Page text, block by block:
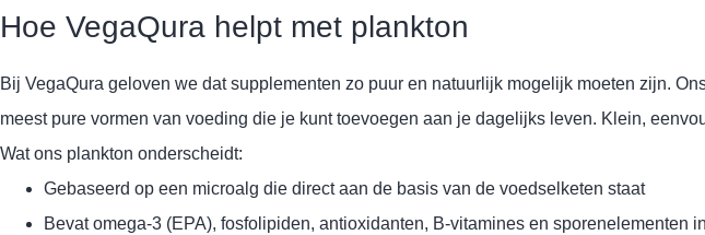
Hoe VegaQura helpt met plankton
Bij VegaQura geloven we dat supplementen zo puur en natuurlijk mogelijk moeten zijn.
meest pure vormen van voeding die je kunt toevoegen aan je dagelijks leven. Klein,
Wat ons plankton onderscheidt:
Gebaseerd op een microalg die direct aan de basis van de voedselketen staat
Bevat omega-3 (EPA), fosfolipiden, antioxidanten, B-vitamines en sporenelementen